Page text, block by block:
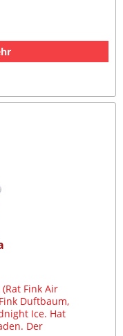
Fink Air
Duftbaum,
Ice. Hat
Der